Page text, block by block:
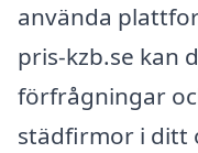
använda
pris-kzb.se kan
förfrågningar
städfirmor i ditt